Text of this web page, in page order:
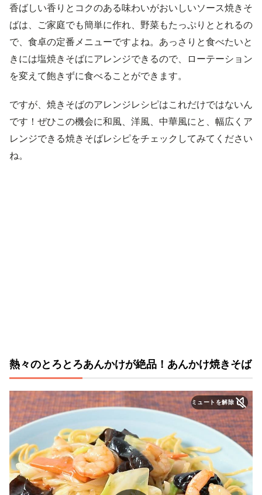
香ばしい香りとコクのある味わいがおいしいソース焼きそ
ばは、ご家庭でも簡単に作れ、野菜もたっぷりととれるの
で、食卓の定番メニューですよね。あっさりと食べたいと
きには塩焼きそばにアレンジできるので、ローテーション
を変えて飽きずに食べることができます。
ですが、焼きそばのアレンジレシピはこれだけではないん
です！ぜひこの機会に和風、洋風、中華風にと、幅広くア
レンジできる焼きそばレシピをチェックしてみてください
ね。
熱々のとろとろあんかけが絶品！あんかけ焼きそば
ミュートを解除